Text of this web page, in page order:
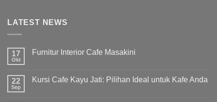
LATEST NEWS
17
Okt
Furnitur Interior Cafe Masakini
22
Sep
Kursi Cafe Kayu Jati: Pilihan Ideal untuk Kafe Anda